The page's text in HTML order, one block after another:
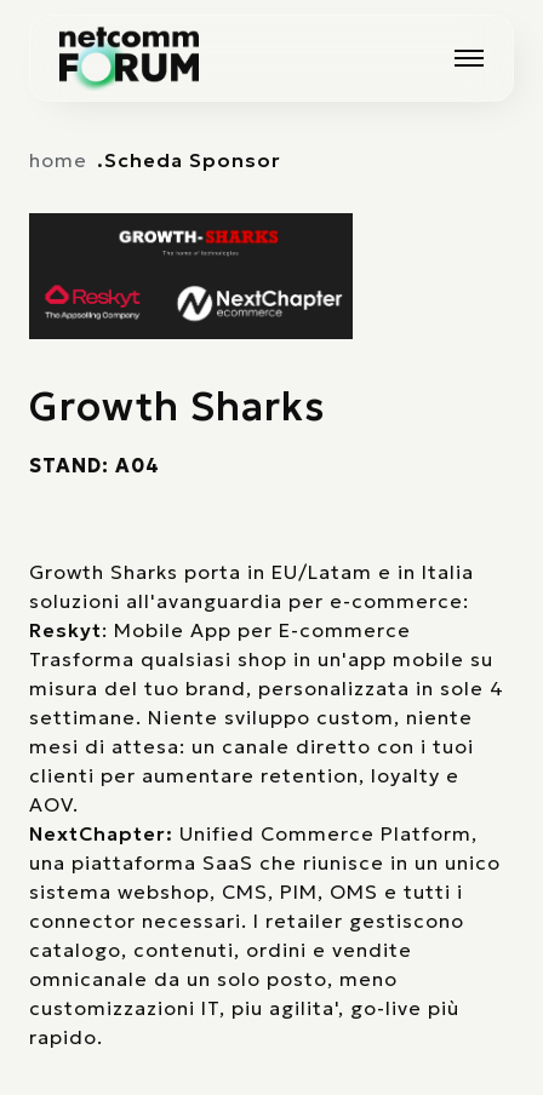
home Scheda Sponsor
Growth Sharks
STAND: A04
Growth Sharks porta in EU/Latam e in Italia
soluzioni all'avanguardia per e-commerce:
Reskyt: Mobile App per E-commerce
Trasforma qualsiasi shop in un'app mobile su
misura del tuo brand, personalizzata in sole 4
settimane. Niente sviluppo custom, niente
mesi di attesa: un canale diretto con i tuoi
clienti per aumentare retention, loyalty e
AOV.
NextChapter: Unified Commerce Platform,
una piattaforma SaaS che riunisce in un unico
sistema webshop, CMS, PIM, OMS e tutti i
connector necessari. I retailer gestiscono
catalogo, contenuti, ordini e vendite
omnicanale da un solo posto, meno
customizzazioni IT, piu agilita', go-live più
rapido.